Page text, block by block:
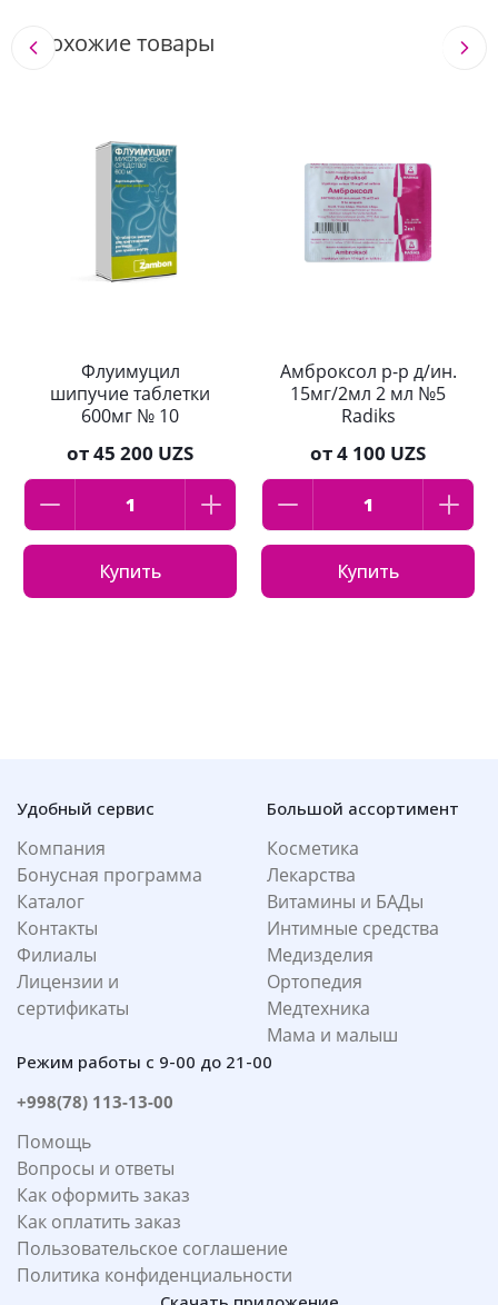
Похожие товары
Флуимуцил
шипучие таблетки
600мг № 10
от45 200 UZS
Купить
Амброксол р-р д/ин.
15мг/2мл 2 мл №5
Radiks
от4 100 UZS
Купить
Удобный сервис
Компания
Бонусная программа
Каталог
Контакты
Филиалы
Лицензии и
сертификаты
Большой ассортимент
Косметика
Лекарства
Витамины и БАДы
Интимные средства
Медизделия
Ортопедия
Медтехника
Мама и малыш
Режим работы с 9-00 до 21-00
+998(78) 113-13-00
Помощь
Вопросы и ответы
Как оформить заказ
Как оплатить заказ
Пользовательское соглашение
Политика конфиденциальности